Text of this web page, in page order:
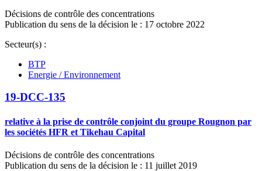
Décisions de contrôle des concentrations
Publication du sens de la décision le : 17 octobre 2022
Secteur(s) :
BTP
Energie / Environnement
19-DCC-135
relative à la prise de contrôle conjoint du groupe Rougnon par
les sociétés HFR et Tikehau Capital
Décisions de contrôle des concentrations
Publication du sens de la décision le : 11 juillet 2019